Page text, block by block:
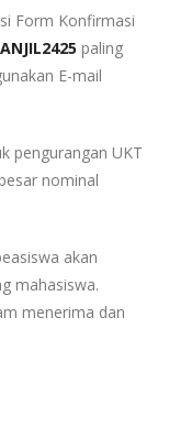
Form Konfirmasi
paling
E-mail
pengurangan UKT
nominal
akan
mahasiswa.
menerima dan